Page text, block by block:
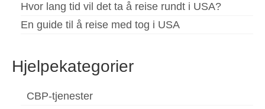
Hvor lang tid vil det ta å reise rundt i USA?
En guide til å reise med tog i USA
Hjelpekategorier
CBP-tjenester